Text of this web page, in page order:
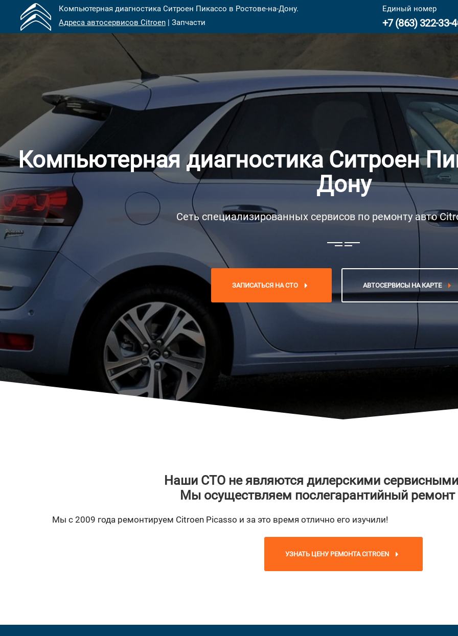
Компьютерная диагностика Ситроен Пикассо в Ростове-на-Дону.
Адреса автосервисов Citroen | Запчасти
Единый номер
+7 (863) 322-33-
Компьютерная диагностика Ситроен
Дону
Сеть специализированных сервисов по ремонту авто
ЗАПИСАТЬСЯ НА СТО АВТОСЕРВИСЫ НА КАРТЕ
Наши СТО не являются дилерскими
Мы осуществляем послегарантийный ремонт
Мы с 2009 года ремонтируем Citroen Picasso и за это время отлично его изучили!
УЗНАТЬ ЦЕНУ РЕМОНТА CITROEN